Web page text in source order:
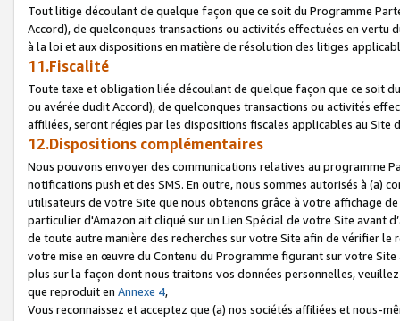
Tout litige découlant de quelque façon que ce soit du Programme
Accord), de quelconques transactions ou activités effectuées en vertu
à la loi et aux dispositions en matière de résolution des litiges
11.Fiscalité
Toute taxe et obligation liée découlant de quelque façon que ce soit
ou avérée dudit Accord), de quelconques transactions ou activités
affiliées, seront régies par les dispositions fiscales applicables au Site
12.Dispositions complémentaires
Nous pouvons envoyer des communications relatives au programme
notifications push et des SMS. En outre, nous sommes autorisés à
utilisateurs de votre Site que nous obtenons grâce à votre affichage
particulier d'Amazon ait cliqué sur un Lien Spécial de votre Site avant
de toute autre manière des recherches sur votre Site afin de vérifier
votre mise en œuvre du Contenu du Programme figurant sur votre
plus sur la façon dont nous traitons vos données personnelles,
que reproduit en Annexe 4,
Vous reconnaissez et acceptez que (a) nos sociétés affiliées et nous-